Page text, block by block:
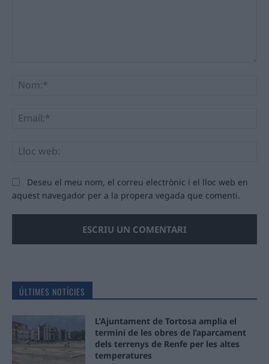
Deseu el meu nom, el correu electrònic i el lloc web en
aquest navegador per a la propera vegada que comenti.
ÚLTIMES NOTÍCIES
L’Ajuntament de Tortosa amplia el
termini de les obres de l’aparcament
dels terrenys de Renfe per les altes
temperatures